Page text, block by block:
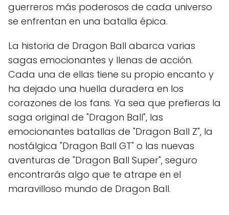
guerreros más poderosos de cada universo
se enfrentan en una batalla épica.
La historia de Dragon Ball abarca varias
sagas emocionantes y llenas de acción.
Cada una de ellas tiene su propio encanto y
ha dejado una huella duradera en los
corazones de los fans. Ya sea que prefieras la
saga original de "Dragon Ball", las
emocionantes batallas de "Dragon Ball Z", la
nostálgica "Dragon Ball GT" o las nuevas
aventuras de "Dragon Ball Super", seguro
encontrarás algo que te atrape en el
maravilloso mundo de Dragon Ball.